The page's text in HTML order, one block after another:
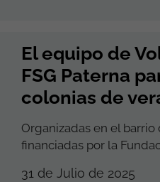
El equipo de
FSG Paterna
colonias de
Organizadas en el barrio
financiadas por la
31 de Julio de 2025